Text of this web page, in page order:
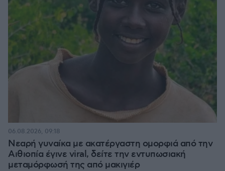
Νεαρή γυναίκα με ακατέργαστη ομορφιά από την
Αιθιοπία έγινε viral, δείτε την εντυπωσιακή
μεταμόρφωσή της από μακιγιέρ
06.08.2026, 09:18